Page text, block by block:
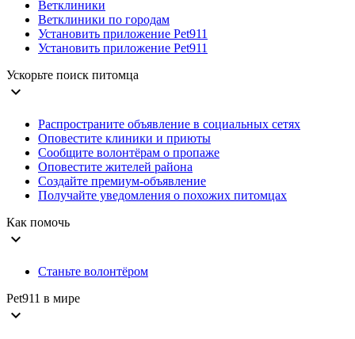
Ветклиники
Ветклиники по городам
Установить приложение Pet911
Установить приложение Pet911
Ускорьте поиск питомца
expand_more
Распространите объявление в социальных сетях
Оповестите клиники и приюты
Сообщите волонтёрам о пропаже
Оповестите жителей района
Создайте премиум-объявление
Получайте уведомления о похожих питомцах
Как помочь
expand_more
Станьте волонтёром
Pet911 в мире
expand_more